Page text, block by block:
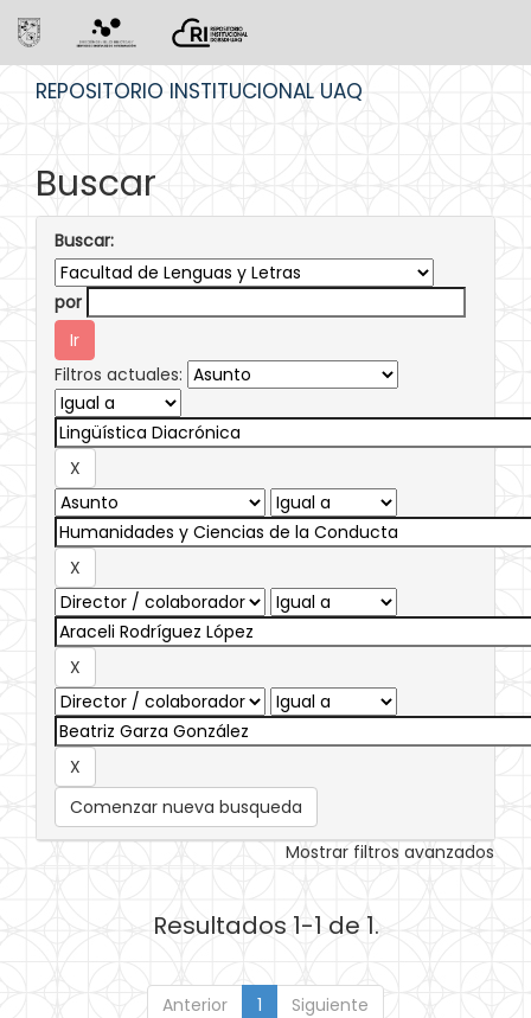
REPOSITORIO INSTITUCIONAL UAQ
Buscar
Buscar:
por
Filtros actuales:
Comenzar nueva busqueda
Mostrar filtros avanzados
Resultados 1-1 de 1.
Anterior 1 Siguiente